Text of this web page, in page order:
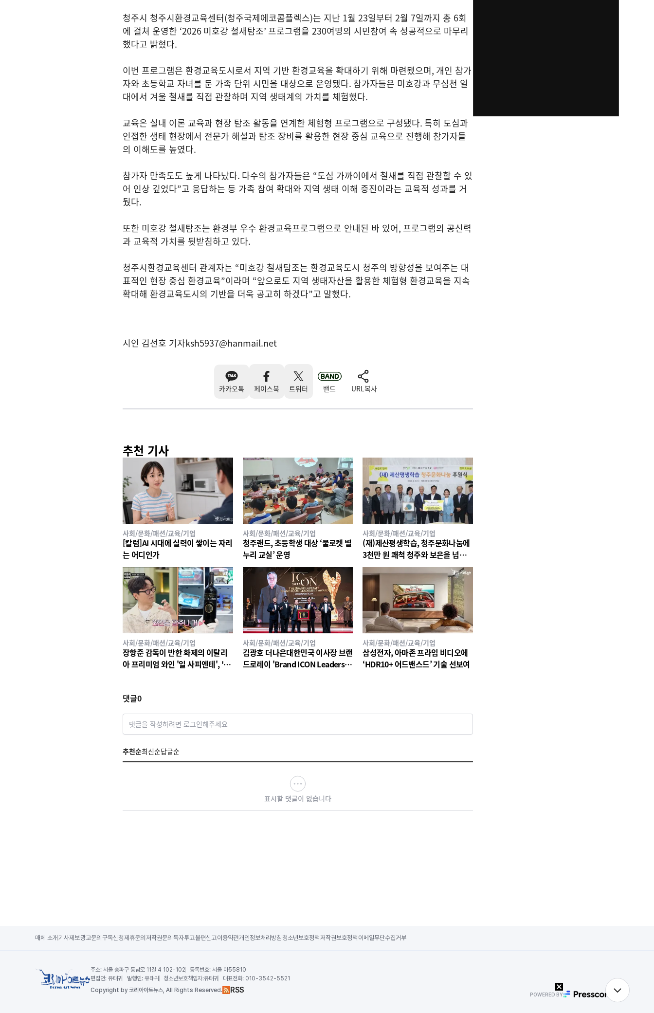
청주시 청주시환경교육센터(청주국제에코콤플렉스)는 지난 1월 23일부터 2월 7일까지 총 6회
에 걸쳐 운영한 ‘2026미호강 철새탐조’ 프로그램을 230여명의 시민참여 속 성공적으로 마무리
했다고 밝혔다.
이번 프로그램은 환경교육도시로서 지역 기반 환경교육을 확대하기 위해 마련됐으며, 개인 참가
자와 초등학교 자녀를 둔 가족 단위 시민을 대상으로 운영됐다. 참가자들은 미호강과 무심천 일
대에서 겨울 철새를 직접 관찰하며 지역 생태계의 가치를 체험했다.
교육은 실내 이론 교육과 현장 탐조 활동을 연계한 체험형 프로그램으로 구성됐다. 특히 도심과
인접한 생태 현장에서 전문가 해설과 탐조 장비를 활용한 현장 중심 교육으로 진행해 참가자들
의 이해도를 높였다.
참가자 만족도도 높게 나타났다. 다수의 참가자들은 “도심 가까이에서 철새를 직접 관찰할 수 있
어 인상 깊었다”고 응답하는 등 가족 참여 확대와 지역 생태 이해 증진이라는 교육적 성과를 거
뒀다.
또한 미호강 철새탐조는 환경부 우수 환경교육프로그램으로 안내된 바 있어, 프로그램의 공신력
과 교육적 가치를 뒷받침하고 있다.
청주시환경교육센터 관계자는 “미호강 철새탐조는 환경교육도시 청주의 방향성을 보여주는 대
표적인 현장 중심 환경교육”이라며 “앞으로도 지역 생태자산을 활용한 체험형 환경교육을 지속
확대해 환경교육도시의 기반을 더욱 공고히 하겠다”고 말했다.
시인 김선호 기자ksh5937@hanmail.net
카카오톡 페이스북 트위터 밴드 URL복사
추천 기사
사회/문화/패션/교육/기업
[칼럼]AI 시대에 실력이 쌓이는 자리
는 어디인가
사회/문화/패션/교육/기업
청주랜드, 초등학생 대상 ‘물로켓 별
누리 교실’ 운영
사회/문화/패션/교육/기업
(재)제산평생학습, 청주문화나눔에
3천만 원 쾌척 청주와 보은을 넘어
세계로 ‘국제교류’사업 후원
사회/문화/패션/교육/기업
장항준 감독이 반한 화제의 이탈리
아 프리미엄 와인 '일 사피엔테', '20
사회/문화/패션/교육/기업
김광호 더나은대한민국 이사장 브랜
드로레이 'Brand ICON Leadershi
사회/문화/패션/교육/기업
삼성전자, 아마존 프라임 비디오에
‘HDR10+ 어드밴스드’ 기술 선보여
댓글0
댓글을 작성하려면 로그인해주세요
추천순최신순답글순
표시할 댓글이 없습니다
매체 소개 기사제보광고문의 구독신청제휴문의 저작권문의 독자투고불편신고이용약관개인정보처리방침 청소년보호정책저작권보호정책 이메일무단수집거부
주소: 서울 송파구 동남로 11길 4 102-102 등록번호: 서울 아55810
편집인: 유태귀 발행인: 유태귀 청소년보호책임자:유태귀 대표전화: 010-3542-5521
Copyright by 코리아아트뉴스, All Rights Reserved. RSS POWERED BY